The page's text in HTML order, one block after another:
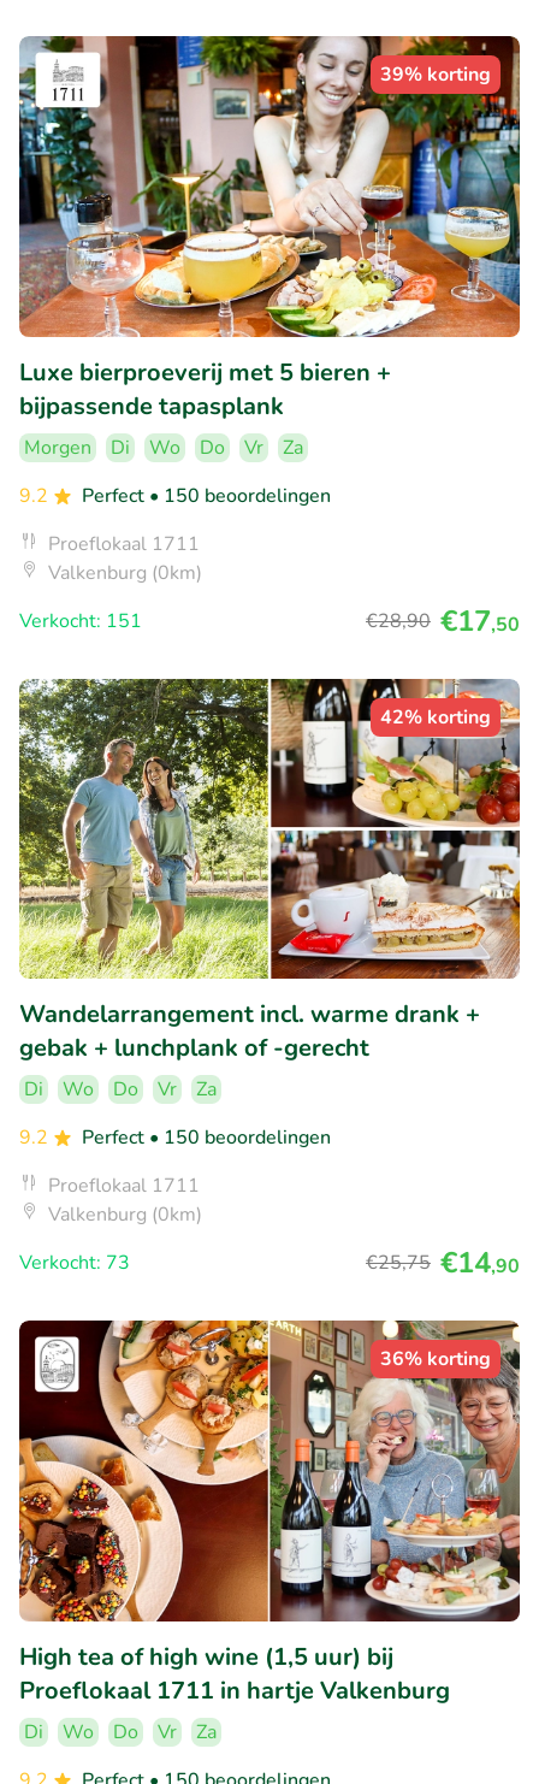
39% korting
Luxe bierproeverij met 5 bieren +
bijpassende tapasplank
Morgen Di Wo Do Vr
Za
9.2
Perfect • 150 beoordelingen
Proeflokaal 1711
Valkenburg (0km)
Verkocht: 151
€28,90 €17,50
42% korting
Wandelarrangement incl. warme drank +
gebak + lunchplank of -gerecht
Di Wo Do Vr
Za
9.2
Perfect • 150 beoordelingen
Proeflokaal 1711
Valkenburg (0km)
Verkocht: 73
€25,75 €14,90
36% korting
High tea of high wine (1,5 uur) bij
Proeflokaal 1711 in hartje Valkenburg
Di Wo Do Vr
Za